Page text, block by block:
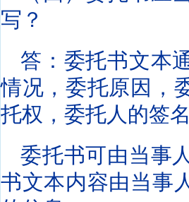
写？
答：委托书文本
情况，委托原因，
托权，委托人的签
委托书可由当事
书文本内容由当事